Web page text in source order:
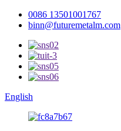
0086 13501001767
binn@futuremetalm.com
English